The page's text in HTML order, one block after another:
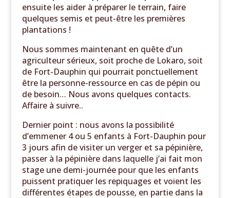
ensuite les aider à préparer le terrain, faire
quelques semis et peut-être les premières
plantations !
Nous sommes maintenant en quête d’un
agriculteur sérieux, soit proche de Lokaro, soit
de Fort-Dauphin qui pourrait ponctuellement
être la personne-ressource en cas de pépin ou
de besoin… Nous avons quelques contacts.
Affaire à suivre..
Dernier point : nous avons la possibilité
d’emmener 4 ou 5 enfants à Fort-Dauphin pour
3 jours afin de visiter un verger et sa pépinière,
passer à la pépinière dans laquelle j’ai fait mon
stage une demi-journée pour que les enfants
puissent pratiquer les repiquages et voient les
différentes étapes de pousse, en partie dans la